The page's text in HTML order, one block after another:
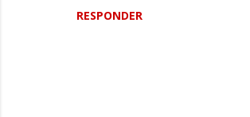
RESPONDER